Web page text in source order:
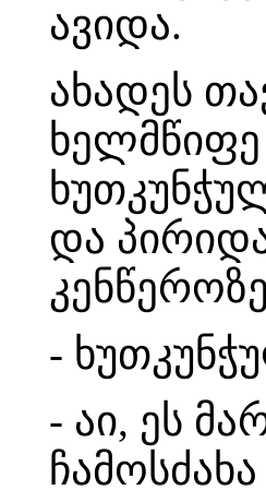
ავიდა.
ახადეს
და
-
- აი, ეს